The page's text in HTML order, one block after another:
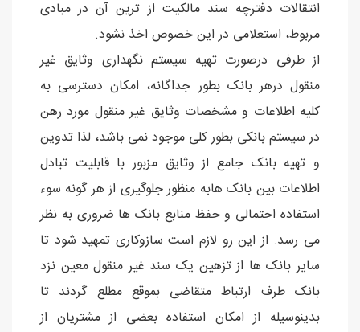
انتقالات دفترچه سند مالکیت از ترین آن در مبادی
مربوط، استعلامی در این خصوص اخذ نشود.
از طرفی درصورت تهیه سیستم نگهداری وثایق غیر
منقول درهر بانک بطور جداگانه، امکان دسترسی به
کلیه اطلاعات و مشخصات وثایق غیر منقول مورد رهن
در سیستم بانکی بطور کلی موجود نمی باشد، لذا تدوین
و تهیه بانک جامع از وثایق مزبور با قابلیت تبادل
اطلاعات بین بانک هابه منظور جلوگیری از هر گونه سوء
استفاده احتمالی و حفظ منابع بانک ها ضروری به نظر
می رسد. از این رو لازم است سازوکاری تمهید شود تا
سایر بانک ها از تزهین یک سند غیر منقول معین نزد
بانک طرف ارتباط متقاضی بموقع مطلع گردند تا
بدینوسیله از امکان استفاده بعضی از مشتریان از